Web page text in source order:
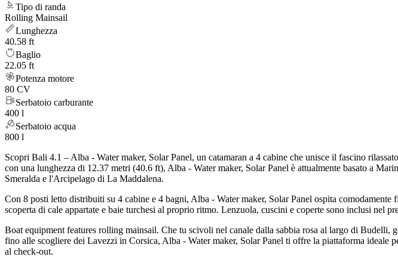
Tipo di randa
Rolling Mainsail
Lunghezza
40.58 ft
Baglio
22.05 ft
Potenza motore
80 CV
Serbatoio carburante
400 l
Serbatoio acqua
800 l
Scopri Bali 4.1 – Alba - Water maker, Solar Panel, un catamaran a 4 cabine che unisce il fascino
con una lunghezza di 12.37 metri (40.6 ft), Alba - Water maker, Solar Panel è attualmente basato a
Smeralda e l'Arcipelago di La Maddalena.
Con 8 posti letto distribuiti su 4 cabine e 4 bagni, Alba - Water maker, Solar Panel ospita
scoperta di cale appartate e baie turchesi al proprio ritmo. Lenzuola, cuscini e coperte sono inclusi nel
Boat equipment features rolling mainsail. Che tu scivoli nel canale dalla sabbia rosa al largo di
fino alle scogliere dei Lavezzi in Corsica, Alba - Water maker, Solar Panel ti offre la piattaforma
al check-out.